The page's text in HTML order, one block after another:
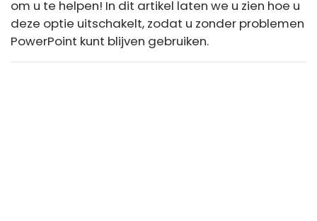
om u te helpen! In dit artikel laten we u zien hoe u
deze optie uitschakelt, zodat u zonder problemen
PowerPoint kunt blijven gebruiken.